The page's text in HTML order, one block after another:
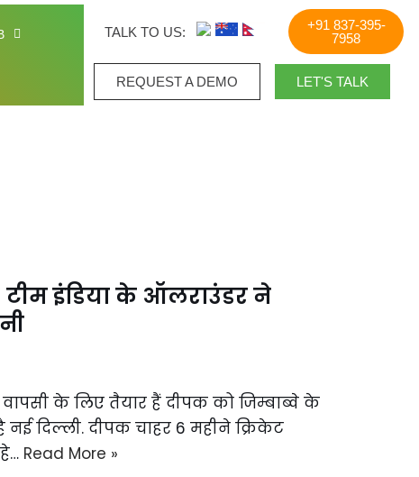
TALK TO US:
+91 837-395-
7958
REQUEST A DEMO​ LET'S TALK
इंडिया के ऑलराउंडर ने
के लिए तैयार हैं दीपक को जिम्बाब्वे के
दिल्ली. दीपक चाहर 6 महीने क्रिकेट
Read More »